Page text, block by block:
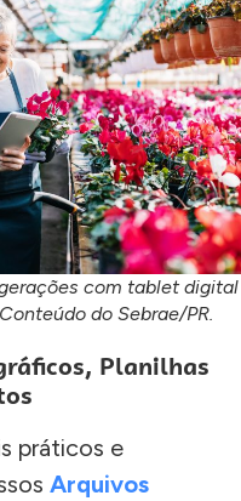
com tablet digital
do Sebrae/PR.
Planilhas
práticos e
Arquivos